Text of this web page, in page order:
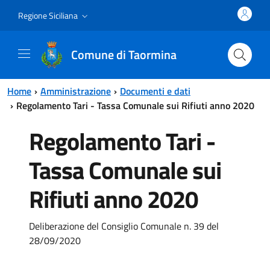
Regione Siciliana
Comune di Taormina
Home Amministrazione
Documenti e dati
Regolamento Tari - Tassa Comunale sui Rifiuti anno 2020
Regolamento Tari -
Tassa Comunale sui
Rifiuti anno 2020
Deliberazione del Consiglio Comunale n. 39 del
28/09/2020